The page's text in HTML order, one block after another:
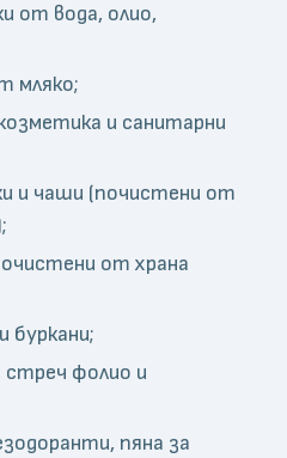
от вода, олио,
мляко;
и санитарни
и чаши (почистени от
от храна
буркани;
стреч фолио и
пяна за